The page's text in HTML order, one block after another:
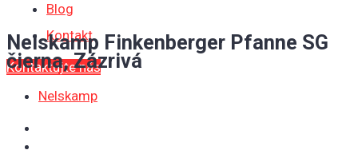
Blog
Kontakt
Kontaktujte nás
Nelskamp Finkenberger Pfanne SG
čierna, Zázrivá
Nelskamp